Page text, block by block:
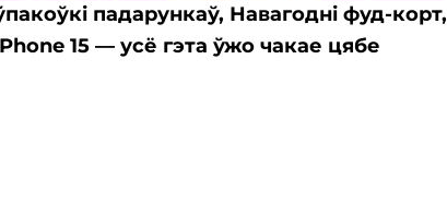
падарункаў, Навагодні фуд-корт,
15 — усё гэта ўжо чакае цябе